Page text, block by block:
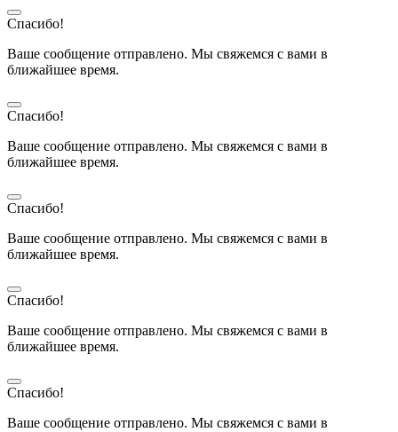
Спасибо!
Ваше сообщение отправлено. Мы свяжемся с вами в
ближайшее время.
Спасибо!
Ваше сообщение отправлено. Мы свяжемся с вами в
ближайшее время.
Спасибо!
Ваше сообщение отправлено. Мы свяжемся с вами в
ближайшее время.
Спасибо!
Ваше сообщение отправлено. Мы свяжемся с вами в
ближайшее время.
Спасибо!
Ваше сообщение отправлено. Мы свяжемся с вами в